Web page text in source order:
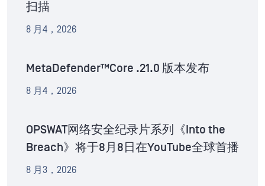
扫描
8 月4，2026
MetaDefender™Core .21.0 版本发布
8 月4，2026
OPSWAT网络安全纪录片系列《Into the
Breach》将于8月8日在YouTube全球首播
8 月3，2026